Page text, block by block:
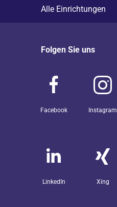
Alle Einrichtungen
Folgen Sie uns
Facebook Instagram
LinkedIn Xing